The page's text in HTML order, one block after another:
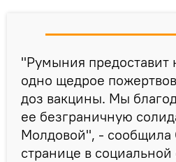
"Румыния
одно щедрое
доз вакцины. Мы
ее безграничную
Молдовой", - сообщила
странице в социальной